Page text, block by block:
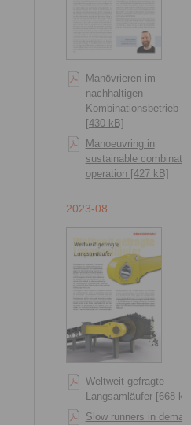
Manövrieren im
nachhaltigen
Kombinationsbetrieb
[430 kB]
Manoeuvring in
sustainable combination
operation [427 kB]
2023-08
Weltweit gefragte
Langsamläufer [668 kB]
Slow runners in demand